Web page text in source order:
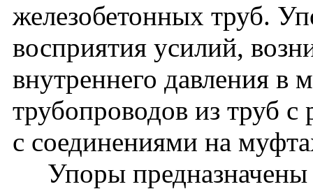
железобетонных труб.
восприятия усилий,
внутреннего давления в
трубопроводов из труб
с соединениями на
Упоры предназначены